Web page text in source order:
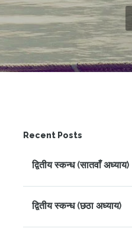
Recent Posts
द्वितीय स्कन्ध (सातवाँ अध्याय)
द्वितीय स्कन्ध (छठा अध्याय)